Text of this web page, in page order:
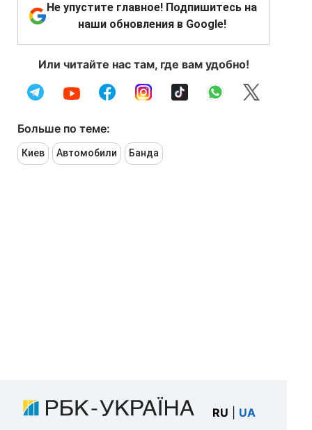
Не упустите главное! Подпишитесь на
наши обновления в Google!
Или читайте нас там, где вам удобно!
Больше по теме:
Киев Автомобили Банда
RU UA